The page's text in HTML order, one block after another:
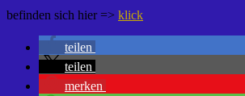
befinden sich hier => klick
teilen
teilen
merken